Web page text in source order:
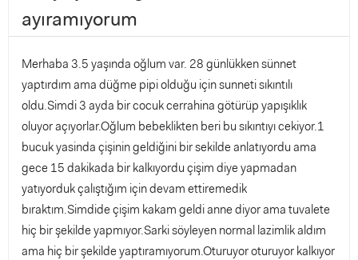
ayıramıyorum
Merhaba 3.5 yaşında oğlum var. 28 günlükken sünnet
yaptırdım ama düğme pipi olduğu için sunneti sıkıntılı
oldu.Simdi 3 ayda bir cocuk cerrahina götürüp yapışıklık
oluyor açıyorlar.Oğlum bebeklikten beri bu sıkıntıyı cekiyor.1
bucuk yasinda çişinin geldiğini bir sekilde anlatıyordu ama
gece 15 dakikada bir kalkıyordu çişim diye yapmadan
yatıyorduk çalıştığım için devam ettiremedik
bıraktım.Simdide çişim kakam geldi anne diyor ama tuvalete
hiç bir şekilde yapmıyor.Sarki söyleyen normal lazimlik aldım
ama hiç bir şekilde yaptıramıyorum.Oturuyor oturuyor kalkıyor